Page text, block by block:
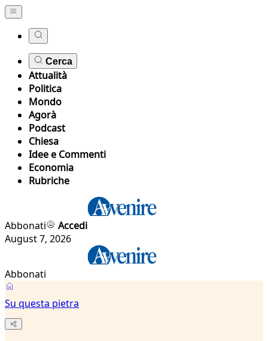
Cerca
Attualità
Politica
Mondo
Agorà
Podcast
Chiesa
Idee e Commenti
Economia
Rubriche
Abbonati
Accedi
August 7, 2026
Abbonati
Su questa pietra